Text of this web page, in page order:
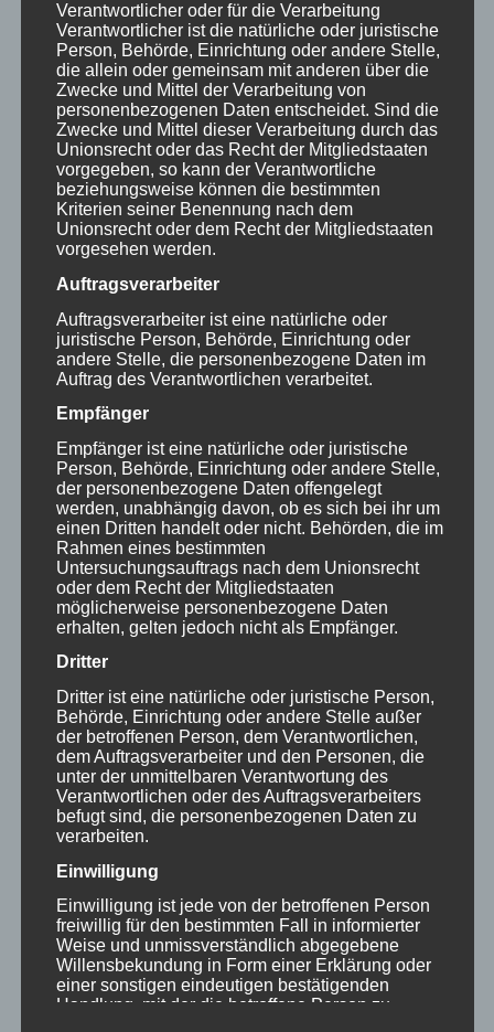
Wertschätzung meiner Expertise, viel.
Aktuelle findet die Vorlesung hybrid statt,
aber wohl noch im Laufe des Semesters
nur noch online. Einen Vortrag konnte ich
aber bereits in Präsenz vor den
Student*innen halten.
In Zukunft möchte ich meine Tätigkeit als
„Experte in eigener Sache“ weiter
ausbauen. Vorträge zu halten macht mir
viel Freude. Mein Ziel ist es meine
Perspektive und mein Wissen in
unterschiedlichen Fachbereichen
einzubringen und damit möglichst viele
Student*innen und Dozent*innen zu
erreichen. Die letzten sieben Semester an
der Uni Würzburg bestärken mich in der
Überzeugung, dass die Perspektive von
Menschen mit komplexer Behinderung
und die Idee eines möglichst
selbstbestimmten Lebens in der
akademischen Lehre oft noch viel zu
wenig Beachtung findet. Für die tolle
Möglichkeit daran aktiv etwas zu ändern
bin ich Frau Dr. Kinne sehr dankbar.
16. DEZEMBER 2021
/ 0 KOMMENTARE
/
VON
INKLUSION JETZT ABER RICHTIG
Verantwortlicher oder für die Verarbeitung
Verantwortlicher ist die natürliche oder juristische
Person, Behörde, Einrichtung oder andere Stelle,
die allein oder gemeinsam mit anderen über die
Zwecke und Mittel der Verarbeitung von
personenbezogenen Daten entscheidet. Sind die
Zwecke und Mittel dieser Verarbeitung durch das
Unionsrecht oder das Recht der Mitgliedstaaten
vorgegeben, so kann der Verantwortliche
beziehungsweise können die bestimmten
Kriterien seiner Benennung nach dem
Unionsrecht oder dem Recht der Mitgliedstaaten
vorgesehen werden.
Auftragsverarbeiter
Auftragsverarbeiter ist eine natürliche oder
juristische Person, Behörde, Einrichtung oder
andere Stelle, die personenbezogene Daten im
Auftrag des Verantwortlichen verarbeitet.
Empfänger
Empfänger ist eine natürliche oder juristische
Person, Behörde, Einrichtung oder andere Stelle,
der personenbezogene Daten offengelegt
werden, unabhängig davon, ob es sich bei ihr um
einen Dritten handelt oder nicht. Behörden, die im
Rahmen eines bestimmten
Untersuchungsauftrags nach dem Unionsrecht
oder dem Recht der Mitgliedstaaten
möglicherweise personenbezogene Daten
erhalten, gelten jedoch nicht als Empfänger.
Dritter
Dritter ist eine natürliche oder juristische Person,
Behörde, Einrichtung oder andere Stelle außer
der betroffenen Person, dem Verantwortlichen,
dem Auftragsverarbeiter und den Personen, die
unter der unmittelbaren Verantwortung des
Verantwortlichen oder des Auftragsverarbeiters
befugt sind, die personenbezogenen Daten zu
verarbeiten.
Einwilligung
Einwilligung ist jede von der betroffenen Person
freiwillig für den bestimmten Fall in informierter
Weise und unmissverständlich abgegebene
Willensbekundung in Form einer Erklärung oder
einer sonstigen eindeutigen bestätigenden
Handlung, mit der die betroffene Person zu